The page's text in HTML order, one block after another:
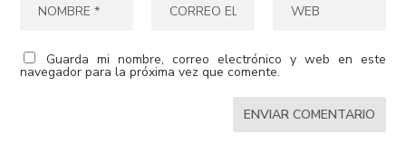
Guarda mi nombre, correo electrónico y web en este
navegador para la próxima vez que comente.